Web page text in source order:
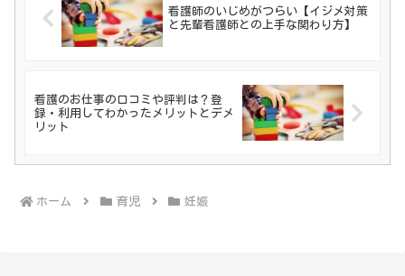
看護師のいじめがつらい【イジメ対策
と先輩看護師との上手な関わり方】
看護のお仕事の口コミや評判は？登
録・利用してわかったメリットとデメ
リット
ホーム 育児 妊娠